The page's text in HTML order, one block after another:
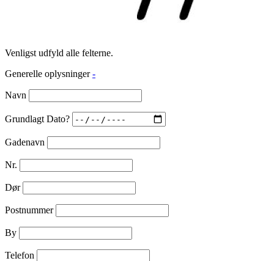
Venligst udfyld alle felterne.
Generelle oplysninger -
Navn
Grundlagt Dato?
Gadenavn
Nr.
Dør
Postnummer
By
Telefon